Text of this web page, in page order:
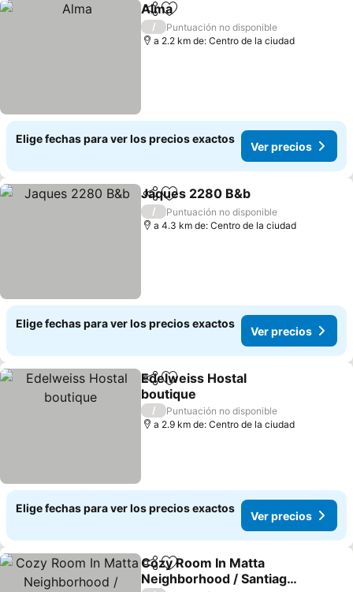
CompartirAgregar a favoritos
Alma
/
Puntuación no disponible
a 2.2 km de: Centro de la ciudad
Elige fechas para ver los precios exactos
Ver precios
CompartirAgregar a favoritos
Jaques 2280 B&b
/
Puntuación no disponible
a 4.3 km de: Centro de la ciudad
Elige fechas para ver los precios exactos
Ver precios
CompartirAgregar a favoritos
Edelweiss Hostal
boutique
Ver precios
/
Puntuación no disponible
a 2.9 km de: Centro de la ciudad
Elige fechas para ver los precios exactos
Ver precios
CompartirAgregar a favoritos
Cozy Room In Matta
Neighborhood / Santiago